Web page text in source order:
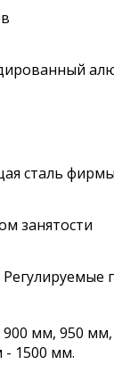
сталь фирмы
занятости
мм, 950
- 1500 мм.